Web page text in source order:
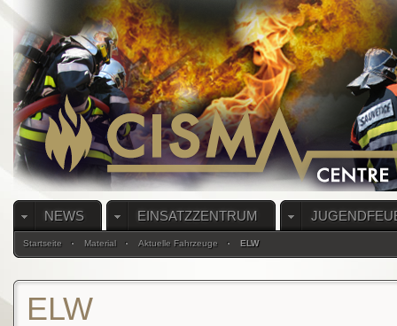
NEWS EINSATZZENTRUM
Startseite Material Aktuelle Fahrzeuge ELW
ELW